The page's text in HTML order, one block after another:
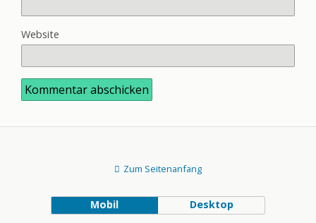
Website
Zum Seitenanfang
Mobil Desktop